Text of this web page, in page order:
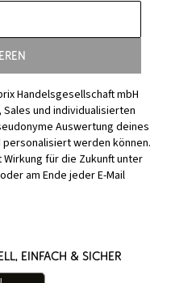
Handelsgesellschaft mbH
und individualisierten
Auswertung deines
werden können.
für die Zukunft unter
am Ende jeder E-Mail
einfach & sicher